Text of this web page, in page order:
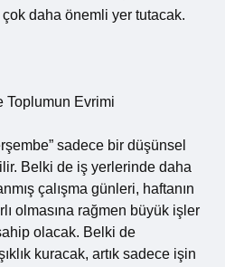
çok daha önemli yer tutacak.
Toplumun Evrimi
sadece bir düşünsel
Belki de iş yerlerinde daha
çalışma günleri, haftanın
olmasına rağmen büyük işler
olacak. Belki de
kuracak, artık sadece işin